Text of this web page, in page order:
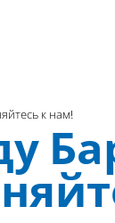
к нам!